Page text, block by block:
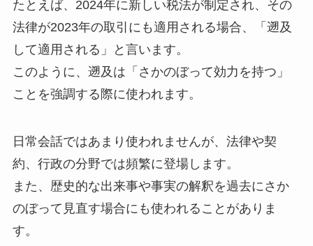
たとえば、2024年に新しい税法が制定され、その
法律が2023年の取引にも適用される場合、「遡及
して適用される」と言います。
このように、遡及は「さかのぼって効力を持つ」
ことを強調する際に使われます。
日常会話ではあまり使われませんが、法律や契
約、行政の分野では頻繁に登場します。
また、歴史的な出来事や事実の解釈を過去にさか
のぼって見直す場合にも使われることがありま
す。